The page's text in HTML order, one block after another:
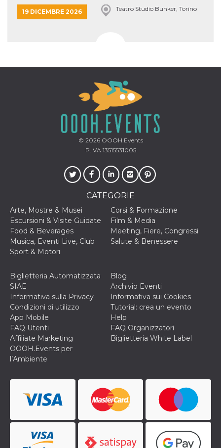
19 DICEMBRE 2026 Teatro Studio Bunker, Torino
© 2026OOOH.Events
P.IVA 13515531005
CATEGORIE
Arte, Mostre & Musei
Corsi & Formazione
Escursioni & Visite Guidate
Film & Media
Food & Beverages
Meeting, Fiere, Congressi
Musica, Eventi Live, Club
Salute & Benessere
Sport & Motori
Biglietteria Automatizzata
SIAE
Blog
Archivio Eventi
Informativa sulla Privacy
Informativa sui Cookies
Condizioni di utilizzo
Tutorial: crea un evento
App Mobile
Help
FAQ Utenti
FAQ Organizzatori
Affiliate Marketing
Biglietteria White Label
OOOH.Events per
l’Ambiente